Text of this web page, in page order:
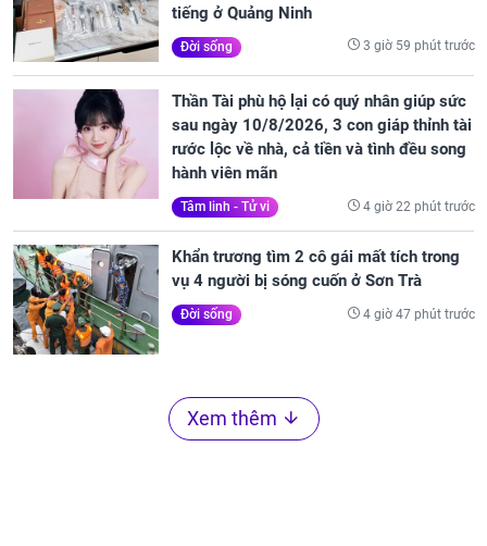
tiếng ở Quảng Ninh
Đời sống 3 giờ 59 phút trước
Thần Tài phù hộ lại có quý nhân giúp sức
sau ngày 10/8/2026, 3 con giáp thỉnh tài
rước lộc về nhà, cả tiền và tình đều song
hành viên mãn
Tâm linh - Tử vi 4 giờ 22 phút trước
Khẩn trương tìm 2 cô gái mất tích trong
vụ 4 người bị sóng cuốn ở Sơn Trà
Đời sống 4 giờ 47 phút trước
Xem thêm